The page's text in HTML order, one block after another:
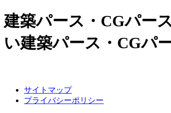
建築パース・CGパー
い建築パース・CGパ
サイトマップ
プライバシーポリシー